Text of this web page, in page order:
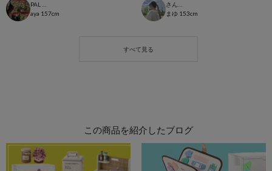
aya 157cm
まゆ 153cm
この商品を紹介したブログ